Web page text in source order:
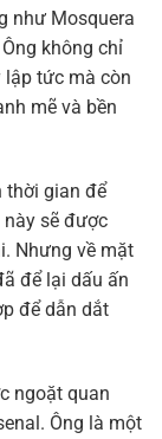
như Mosquera
không chỉ
tức mà còn
mẽ và bền
thời gian để
này sẽ được
Nhưng về mặt
để lại dấu ấn
để dẫn dắt
ngoặt quan
Ông là một